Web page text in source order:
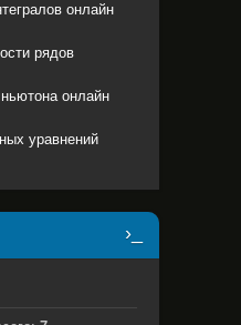
онлайн
рядов
онлайн
уравнений